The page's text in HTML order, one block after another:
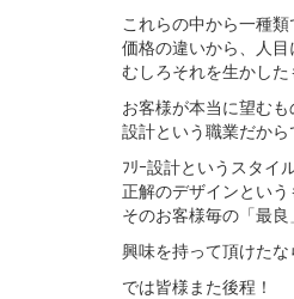
これらの中から一種
価格の違いから、人
むしろそれを生かし
お客様が本当に望む
設計という職業だか
ﾌﾘｰ設計というスタイ
正解のデザインという
そのお客様毎の「最
興味を持って頂けた
では皆様また後程！